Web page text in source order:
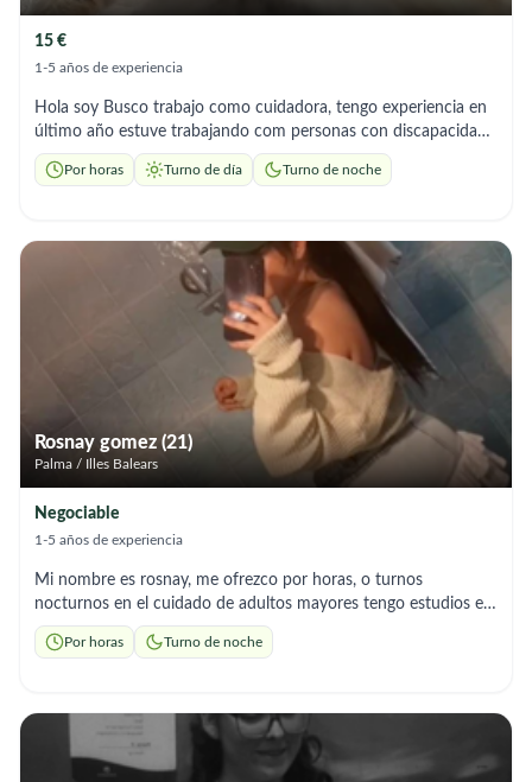
15 €
1-5 años de experiencia
Hola soy Busco trabajo como cuidadora, tengo experiencia en
último año estuve trabajando com personas con discapacidad.
Soy paciente , alegre y responsable. Los horarios podríamos
hablarlo tanto de mñn tardes o incluso noches
Por horas Turno de día Turno de noche
Rosnay gomez (21)
Palma / Illes Balears
Negociable
1-5 años de experiencia
Mi nombre es rosnay, me ofrezco por horas, o turnos
nocturnos en el cuidado de adultos mayores tengo estudios en
el aria de enfermería, (auxiliar de enfermeria), hice mis practicas
en Colombia, soy muy alegre y responsable!
Por horas Turno de noche